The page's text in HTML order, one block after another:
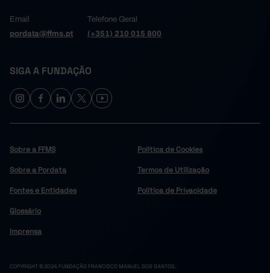
Email
pordata@ffms.pt
Telefone Geral
(+351) 210 015 800
SIGA A FUNDAÇÃO
Sobre a FFMS
Sobre a Pordata
Fontes e Entidades
Glossário
Imprensa
Política de Cookies
Termos de Utilização
Política de Privacidade
COPYRIGHT © 2024 FUNDAÇÃO FRANCISCO MANUEL DOS SANTOS.